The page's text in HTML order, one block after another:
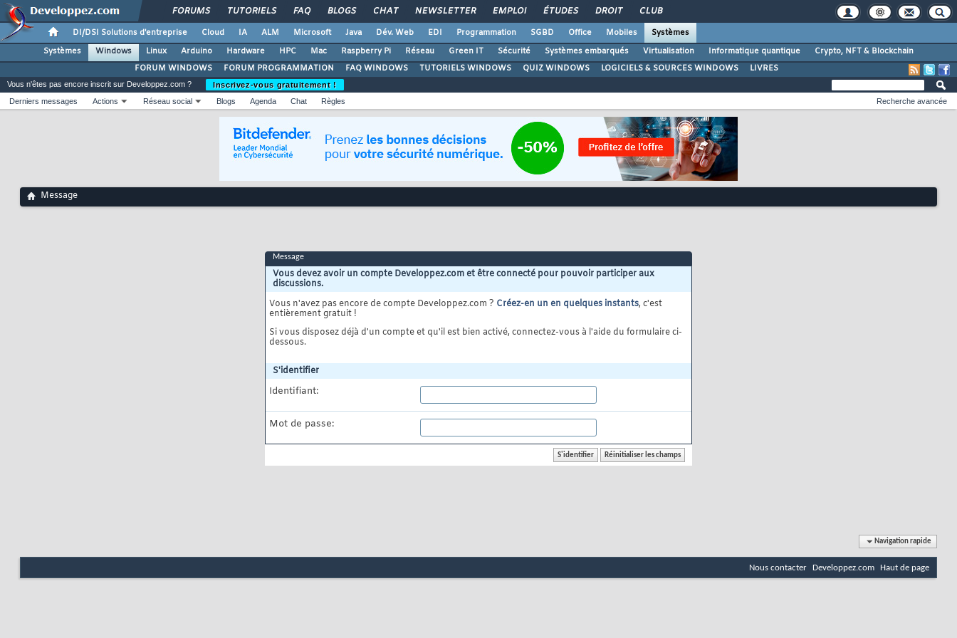
FORUMS TUTORIELS FAQ BLOGS CHAT NEWSLETTER EMPLOI ÉTUDES DROIT CLUB
DI/DSI Solutions d'entreprise Cloud IA ALM Microsoft Java Dév. Web EDI Programmation SGBD Office Mobiles
Systèmes
Systèmes
Windows Linux Arduino Hardware HPC Mac Raspberry Pi Réseau Green IT Sécurité Systèmes embarqués Virtualisation Informatique quantique
Crypto, NFT & Blockchain
FORUM WINDOWS
FORUM PROGRAMMATION FAQ WINDOWS TUTORIELS WINDOWS QUIZ WINDOWS LOGICIELS & SOURCES WINDOWS LIVRES
Vous n'êtes pas encore inscrit sur Developpez.com ?
Inscrivez-vous gratuitement !
Derniers messages
Actions Réseau social Blogs Agenda Chat Règles Recherche avancée
Message
Message
Vous devez avoir un compte Developpez.com et être connecté pour pouvoir participer aux
discussions.
Vous n'avez pas encore de compte Developpez.com ? Créez-en un en quelques instants, c'est
entièrement gratuit !
Si vous disposez déjà d'un compte et qu'il est bien activé, connectez-vous à l'aide du formulaire ci-
dessous.
S'identifier
Identifiant:
Mot de passe:
Navigation rapide
Nous contacter Developpez.com Haut de page